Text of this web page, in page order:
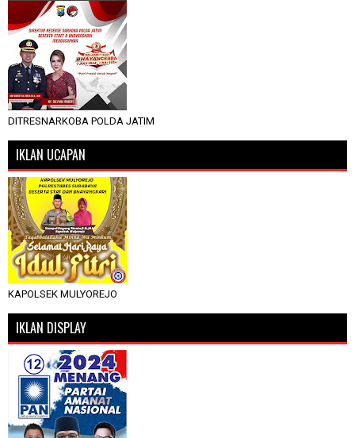
DITRESNARKOBA POLDA JATIM
IKLAN UCAPAN
KAPOLSEK MULYOREJO
IKLAN DISPLAY